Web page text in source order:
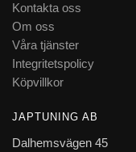
Kontakta oss
Om oss
Våra tjänster
Integritetspolicy
Köpvillkor
JAPTUNING AB
Dalhemsvägen 45